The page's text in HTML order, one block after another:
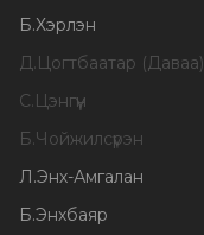
Б.Хэрлэн
Д. Цогтбаатар (Даваа)
С. Цэнгүүн
Б.Чойжилсүрэн
Л .Энх-Амгалан
Б.Энхбаяр